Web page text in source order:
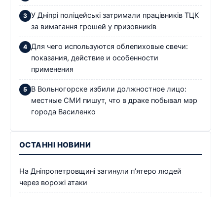
У Дніпрі поліцейські затримали працівників ТЦК
за вимагання грошей у призовників
Для чего используются облепиховые свечи:
показания, действие и особенности
применения
В Вольногорске избили должностное лицо:
местные СМИ пишут, что в драке побывал мэр
города Василенко
ОСТАННІ НОВИНИ
На Дніпропетровщині загинули п’ятеро людей
через ворожі атаки